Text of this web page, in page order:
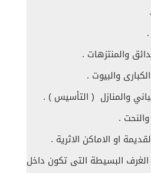
.
والمنتزهات .
والبيوت .
والمنازل ( التأسيس ) .
النحت .
او الاماكن الاثرية .
الغرف البسيطة التى تكون داخل